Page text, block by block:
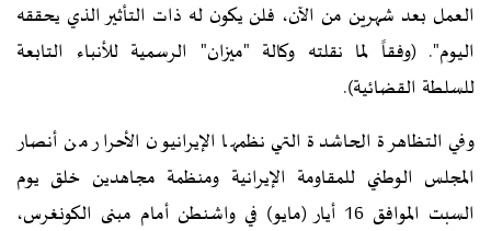
العمل بعد شهرين من الآن، فلن يكون له ذات التأثير الذي يحققه
اليوم". (وفقاً لما نقلته وكالة "ميزان" الرسمية للأنباء التابعة
للسلطة القضائية).
وفي التظاهرة الحاشدة التي نظمها الإيرانيون الأحرار من أنصار
المجلس الوطني للمقاومة الإيرانية ومنظمة مجاهدين خلق يوم
السبت الموافق 16 أيار (مايو) في واشنطن أمام مبنى الكونغرس،